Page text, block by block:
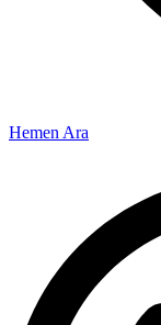
Hemen Ara